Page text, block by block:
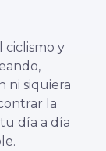
ciclismo y
ni siquiera
la
día a día